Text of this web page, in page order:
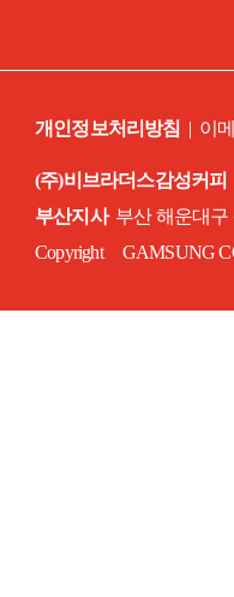
개인정보처리방침 | 이
(주)비브라더스감성커피
부산지사부산 해운대구
Copyright GAMSUNG